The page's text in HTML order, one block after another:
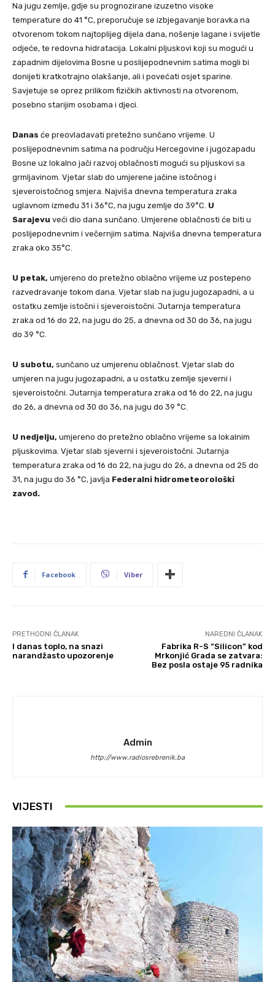
Na jugu zemlje, gdje su prognozirane izuzetno visoke
temperature do 41 °C, preporučuje se izbjegavanje boravka na
otvorenom tokom najtoplijeg dijela dana, nošenje lagane i svijetle
odjeće, te redovna hidratacija. Lokalni pljuskovi koji su mogući u
zapadnim dijelovima Bosne u poslijepodnevnim satima mogli bi
donijeti kratkotrajno olakšanje, ali i povećati osjet sparine.
Savjetuje se oprez prilikom fizičkih aktivnosti na otvorenom,
posebno starijim osobama i djeci.
Danas će preovladavati pretežno sunčano vrijeme. U
poslijepodnevnim satima na području Hercegovine i jugozapadu
Bosne uz lokalno jači razvoj oblačnosti mogući su pljuskovi sa
grmljavinom. Vjetar slab do umjerene jačine istočnog i
sjeveroistočnog smjera. Najviša dnevna temperatura zraka
uglavnom između 31 i 36°C, na jugu zemlje do 39°C. U
Sarajevu veći dio dana sunčano. Umjerene oblačnosti će biti u
poslijepodnevnim i večernjim satima. Najviša dnevna temperatura
zraka oko 35°C.
U petak, umjereno do pretežno oblačno vrijeme uz postepeno
razvedravanje tokom dana. Vjetar slab na jugu jugozapadni, a u
ostatku zemlje istočni i sjeveroistočni. Jutarnja temperatura
zraka od 16 do 22, na jugu do 25, a dnevna od 30 do 36, na jugu
do 39 °C.
U subotu, sunčano uz umjerenu oblačnost. Vjetar slab do
umjeren na jugu jugozapadni, a u ostatku zemlje sjeverni i
sjeveroistočni. Jutarnja temperatura zraka od 16 do 22, na jugu
do 26, a dnevna od 30 do 36, na jugu do 39 °C.
U nedjelju, umjereno do pretežno oblačno vrijeme sa lokalnim
pljuskovima. Vjetar slab sjeverni i sjeveroistočni. Jutarnja
temperatura zraka od 16 do 22, na jugu do 26, a dnevna od 25 do
31, na jugu do 36 °C, javlja Federalni hidrometeorološki
zavod.
Facebook Viber
PRETHODNI ČLANAK
I danas toplo, na snazi
narandžasto upozorenje
NAREDNI ČLANAK
Fabrika R-S “Silicon” kod
Mrkonjić Grada se zatvara:
Bez posla ostaje 95 radnika
Admin
http://www.radiosrebrenik.ba
VIJESTI